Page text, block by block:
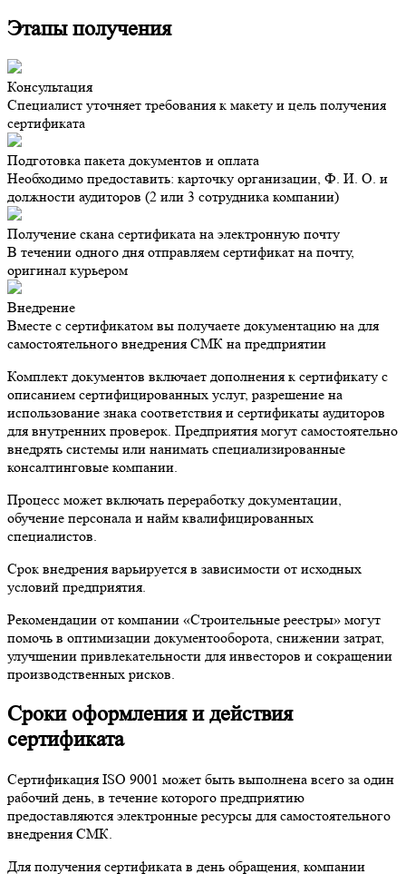
Этапы получения
Консультация
Специалист уточняет требования к макету и цель получения
сертификата
Подготовка пакета документов и оплата
Необходимо предоставить: карточку организации, Ф. И. О. и
должности аудиторов (2 или 3 сотрудника компании)
Получение скана сертификата на электронную почту
В течении одного дня отправляем сертификат на почту,
оригинал курьером
Внедрение
Вместе с сертификатом вы получаете документацию на для
самостоятельного внедрения СМК на предприятии
Комплект документов включает дополнения к сертификату с
описанием сертифицированных услуг, разрешение на
использование знака соответствия и сертификаты аудиторов
для внутренних проверок. Предприятия могут самостоятельно
внедрять системы или нанимать специализированные
консалтинговые компании.
Процесс может включать переработку документации,
обучение персонала и найм квалифицированных
специалистов.
Срок внедрения варьируется в зависимости от исходных
условий предприятия.
Рекомендации от компании «Строительные реестры» могут
помочь в оптимизации документооборота, снижении затрат,
улучшении привлекательности для инвесторов и сокращении
производственных рисков.
Сроки оформления и действия
сертификата
Сертификация ISO 9001 может быть выполнена всего за один
рабочий день, в течение которого предприятию
предоставляются электронные ресурсы для самостоятельного
внедрения СМК.
Для получения сертификата в день обращения, компании